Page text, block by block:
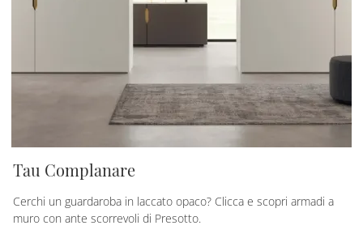
Tau Complanare
Cerchi un guardaroba in laccato opaco? Clicca e scopri armadi a
muro con ante scorrevoli di Presotto.